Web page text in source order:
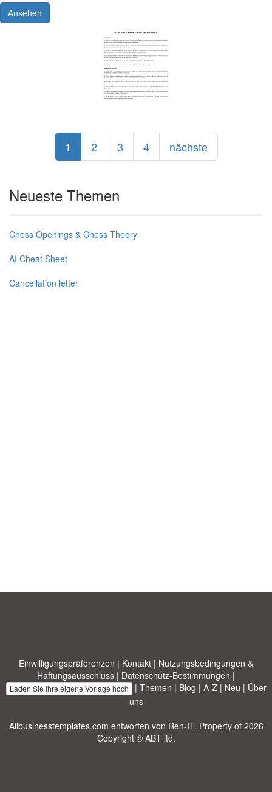
Ansehen
1 2 3 4 nächste
Neueste Themen
Chess Openings & Chess Theory
AI Cheat Sheet
Cancellation letter
Einwilligungspräferenzen | Kontakt | Nutzungsbedingungen &
Haftungsausschluss | Datenschutz-Bestimmungen |
Laden Sie Ihre eigene Vorlage hoch | Themen | Blog | A-Z | Neu | Über
uns
Allbusinesstemplates.com entworfen von Ren-IT. Property of 2026
Copyright © ABT ltd.